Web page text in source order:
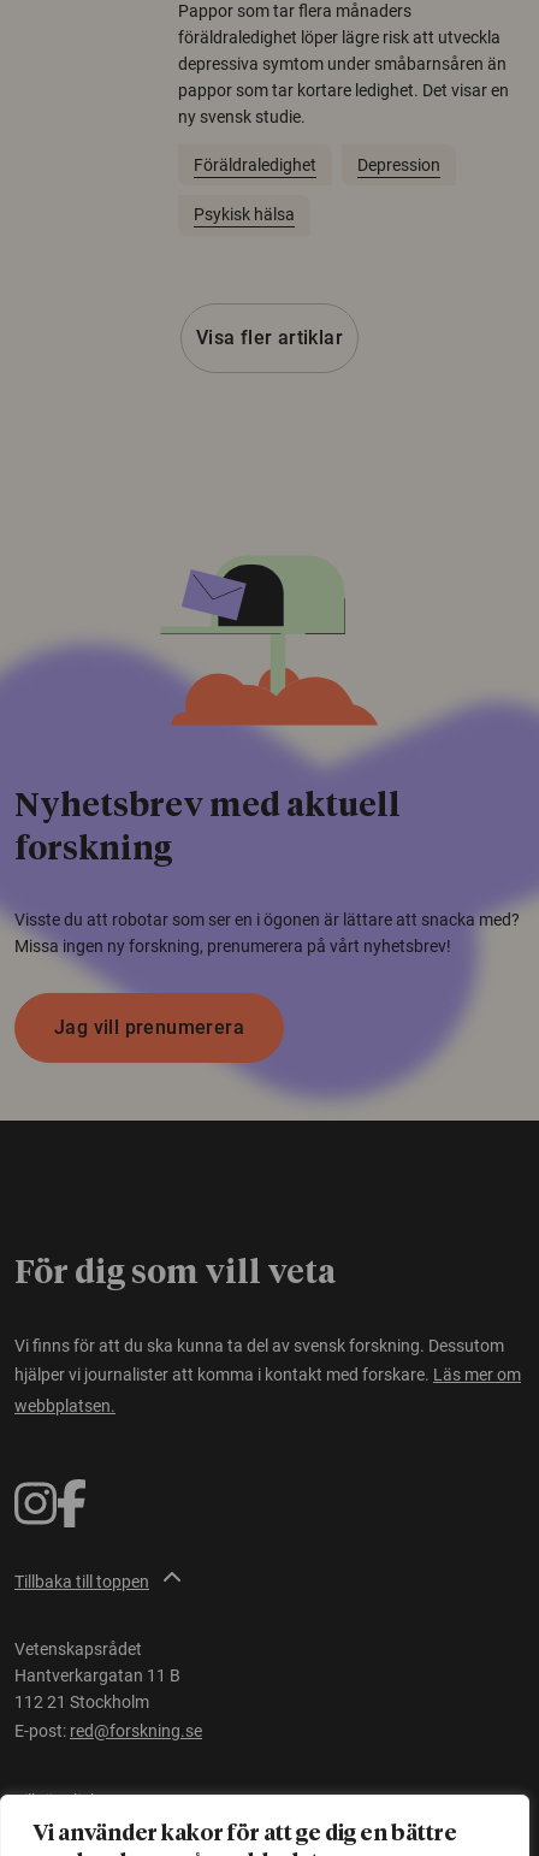
Vi använder kakor för att ge dig en bättre
Pappor som tar flera månaders
föräldraledighet löper lägre risk att utveckla
depressiva symtom under småbarnsåren än
pappor som tar kortare ledighet. Det visar en
ny svensk studie.
Föräldraledighet Depression
Psykisk hälsa
Visa fler artiklar
Nyhetsbrev med aktuell
forskning
Visste du att robotar som ser en i ögonen är lättare att snacka med?
Missa ingen ny forskning, prenumerera på vårt nyhetsbrev!
Jag vill prenumerera
För dig som vill veta
Vi finns för att du ska kunna ta del av svensk forskning. Dessutom
hjälper vi journalister att komma i kontakt med forskare. Läs mer om
webbplatsen.
Tillbaka till toppen
Vetenskapsrådet
Hantverkargatan 11 B
112 21 Stockholm
E-post: red@forskning.se
Tillgänglighet